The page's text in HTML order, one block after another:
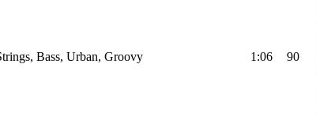
Bass, Urban, Groovy 1:06 90